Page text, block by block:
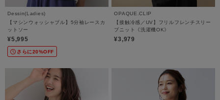
Dessin(Ladies)
【マシンウォッシャブル】5分袖レースカ
ットソー
¥5,995
さらに20%OFF
OPAQUE.CLIP
【接触冷感／UV】フリルフレンチスリー
ブニット《洗濯機OK》
¥3,979